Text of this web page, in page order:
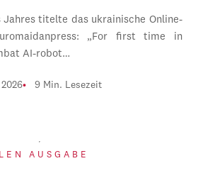
Jahres titelte das ukrainische Online-
„For first time in
AI-robot…
9 Min. Lesezeit
AUSGABE